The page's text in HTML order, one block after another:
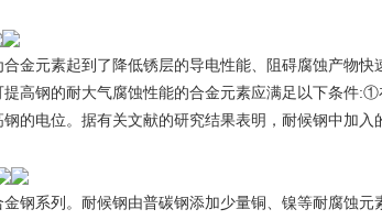
金元素起到了降低锈层的导电性能、阻碍腐蚀产物快
高钢的耐大气腐蚀性能的合金元素应满足以下条件:①
的电位。据有关文献的研究结果表明，耐候钢中加入
钢系列。耐候钢由普碳钢添加少量铜、镍等耐腐蚀元